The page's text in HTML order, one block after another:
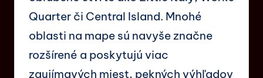
Quarter či Central Island. Mnohé
oblasti na mape sú navyše značne
rozšírené a poskytujú viac
zaujímavých miest, pekných výhľadov